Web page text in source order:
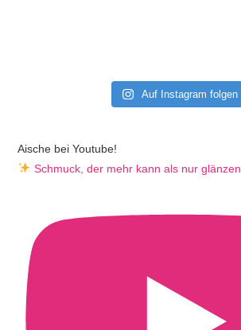
Auf Instagram folgen
Aische bei Youtube!
Schmuck, der mehr kann als nur glänzen